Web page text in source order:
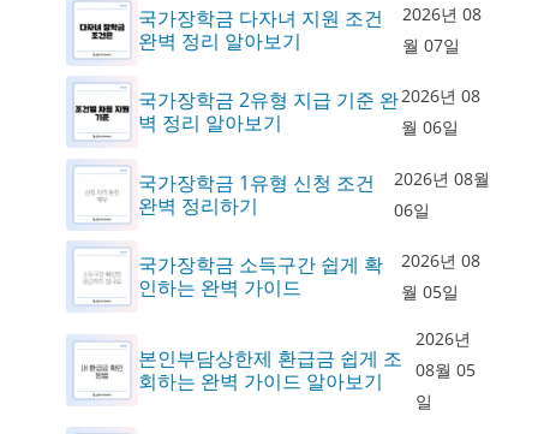
국가장학금 다자녀 지원 조건
완벽 정리 알아보기
2026년 08
월 07일
국가장학금 2유형 지급 기준 완
벽 정리 알아보기
2026년 08
월 06일
국가장학금 1유형 신청 조건
완벽 정리하기
2026년 08월
06일
국가장학금 소득구간 쉽게 확
인하는 완벽 가이드
2026년 08
월 05일
본인부담상한제 환급금 쉽게 조
회하는 완벽 가이드 알아보기
2026년
08월 05
일